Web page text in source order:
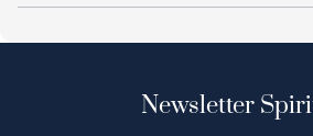
Newsletter